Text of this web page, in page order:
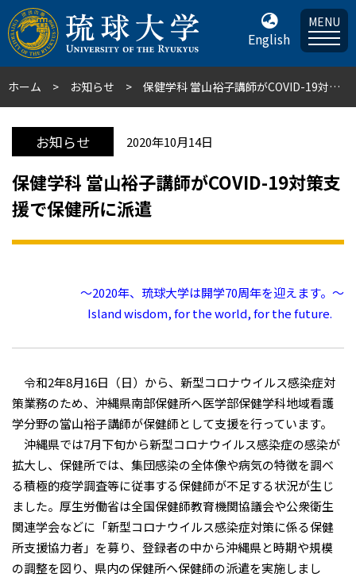
English
MENU
ホーム お知らせ 保健学科 當山裕子講師がCOVID-19対策支援で保健所に派遣
お知らせ 2020年10月14日
保健学科 當山裕子講師がCOVID-19対策支
援で保健所に派遣
～2020年、琉球大学は開学70周年を迎えます。～
Island wisdom, for the world, for the future.
令和2年8月16日（日）から、新型コロナウイルス感染症対
策業務のため、沖縄県南部保健所へ医学部保健学科地域看護
学分野の當山裕子講師が保健師として支援を行っています。
沖縄県では7月下旬から新型コロナウイルス感染症の感染が
拡大し、保健所では、集団感染の全体像や病気の特徴を調べ
る積極的疫学調査等に従事する保健師が不足する状況が生じ
ました。厚生労働省は全国保健師教育機関協議会や公衆衛生
関連学会などに「新型コロナウイルス感染症対策に係る保健
所支援協力者」を募り、登録者の中から沖縄県と時期や規模
の調整を図り、県内の保健所へ保健師の派遣を実施しまし